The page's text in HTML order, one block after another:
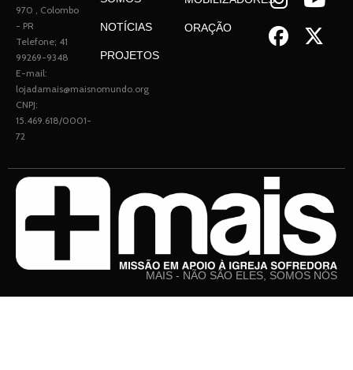
970 , Colombo
- PR
Telefone; 41
99269-9348
E-mail:
lojadamais@maisnomundo.org
CNPJ:
15.469.618/0001-
72
NOTÍCIAS
PROJETOS
ORAÇÃO
MAIS - NÃO SÃO ELES, SOMOS NÓS